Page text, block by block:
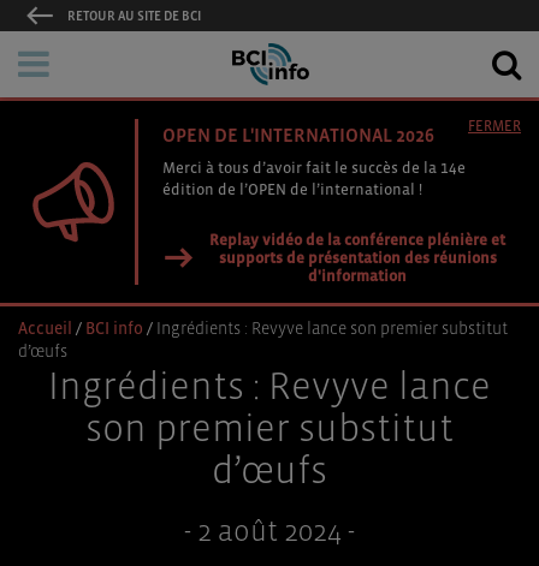
RETOUR AU SITE DE BCI
OPEN DE L'INTERNATIONAL 2026
Merci à tous d’avoir fait le succès de la 14e
édition de l’OPEN de l’international !
Replay vidéo de la conférence plénière et
supports de présentation des réunions
d'information
FERMER
Accueil / BCI info / Ingrédients : Revyve lance son premier substitut
d’œufs
Ingrédients : Revyve lance
son premier substitut
d’œufs
- 2 août 2024 -